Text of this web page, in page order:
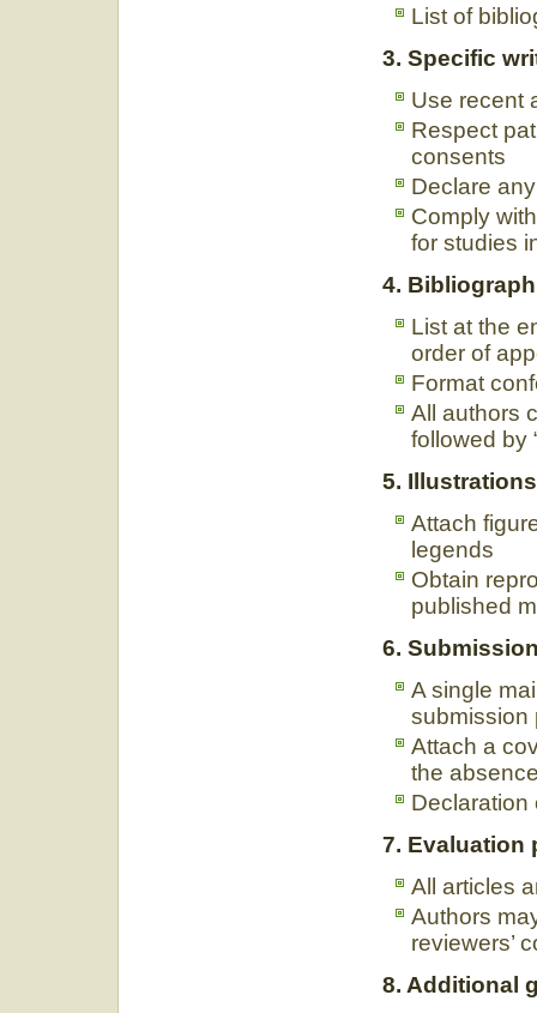
List of
3. Specific
Use recent
Respect
consents
Declare
Comply
for studies
4.
List at the
order of
Format
All authors
followed by
5.
Attach
legends
Obtain
published
6.
A single
submission
Attach a
the
Declaration
7. Evaluation
All articles
Authors
reviewers’
8. Additional